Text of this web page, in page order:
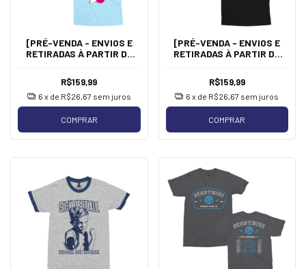
[PRÉ-VENDA - ENVIOS E
RETIRADAS À PARTIR DE
R$159,99
6 x de R$26,67 sem juros
COMPRAR
[PRÉ-VENDA - ENVIOS E
RETIRADAS À PARTIR DE
R$159,99
6 x de R$26,67 sem juros
COMPRAR